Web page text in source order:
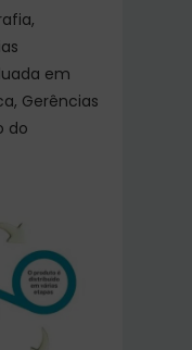
em
Gerências
do